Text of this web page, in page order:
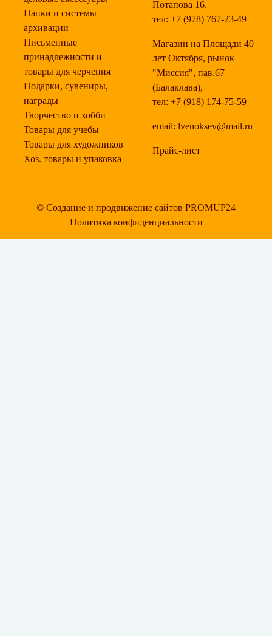
Папки и системы
архивации
Письменные
принадлежности и
товары для черчения
Подарки, сувениры,
награды
Творчество и хобби
Товары для учебы
Товары для художников
Хоз. товары и упаковка
Потапова 16,
тел: +7 (978) 767-23-49
Магазин на Площади 40
лет Октября, рынок
"Миссия", пав.67
(Балаклава),
тел: +7 (918) 174-75-59
email: lvenoksev@mail.ru
Прайс-лист
© Создание и продвижение сайтов PROMUP24
Политика конфиденциальности